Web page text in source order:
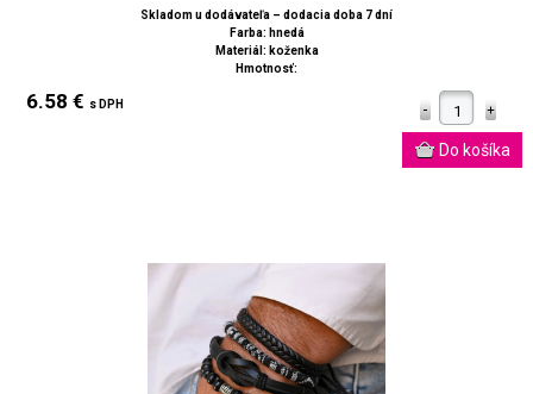
Skladom u dodávateľa – dodacia doba 7 dní
Farba: hnedá
Materiál: koženka
Hmotnosť:
6.58 € s DPH